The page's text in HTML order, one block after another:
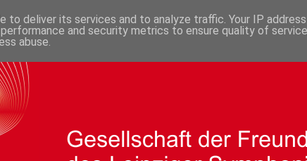
to deliver its services and to analyze traffic. Your IP
and security metrics to ensure quality of
abuse.